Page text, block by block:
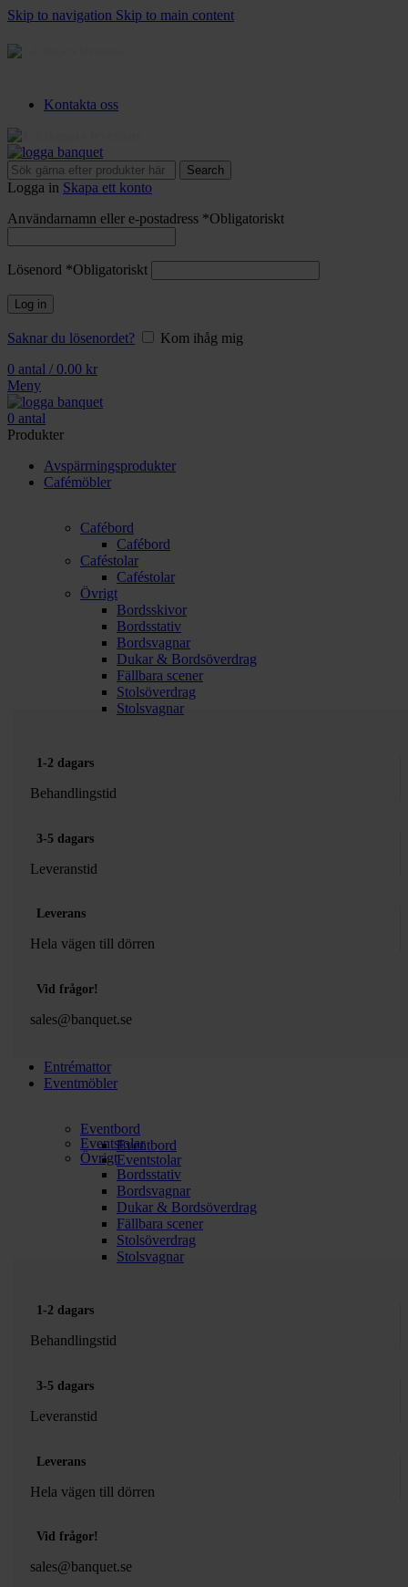
Skip to navigation Skip to main content
Kontakta oss
Search
Logga in Skapa ett konto
Användarnamn eller e-postadress *Obligatoriskt
Lösenord *Obligatoriskt
Log in
Saknar du lösenordet?
Kom ihåg mig
0 antal / 0.00 kr
Meny
0 antal
Produkter
Avspärrningsprodukter
Cafémöbler
Cafébord
Cafébord
Caféstolar
Caféstolar
Övrigt
Bordsskivor
Bordsstativ
Bordsvagnar
Dukar & Bordsöverdrag
Fällbara scener
Stolsöverdrag
Stolsvagnar
1-2 dagars
Behandlingstid
3-5 dagars
Leveranstid
Leverans
Hela vägen till dörren
Vid frågor!
sales@banquet.se
Entrémattor
Eventmöbler
Eventbord
Eventbord
Eventstolar
Eventstolar
Övrigt
Bordsstativ
Bordsvagnar
Dukar & Bordsöverdrag
Fällbara scener
Stolsöverdrag
Stolsvagnar
1-2 dagars
Behandlingstid
3-5 dagars
Leveranstid
Leverans
Hela vägen till dörren
Vid frågor!
sales@banquet.se